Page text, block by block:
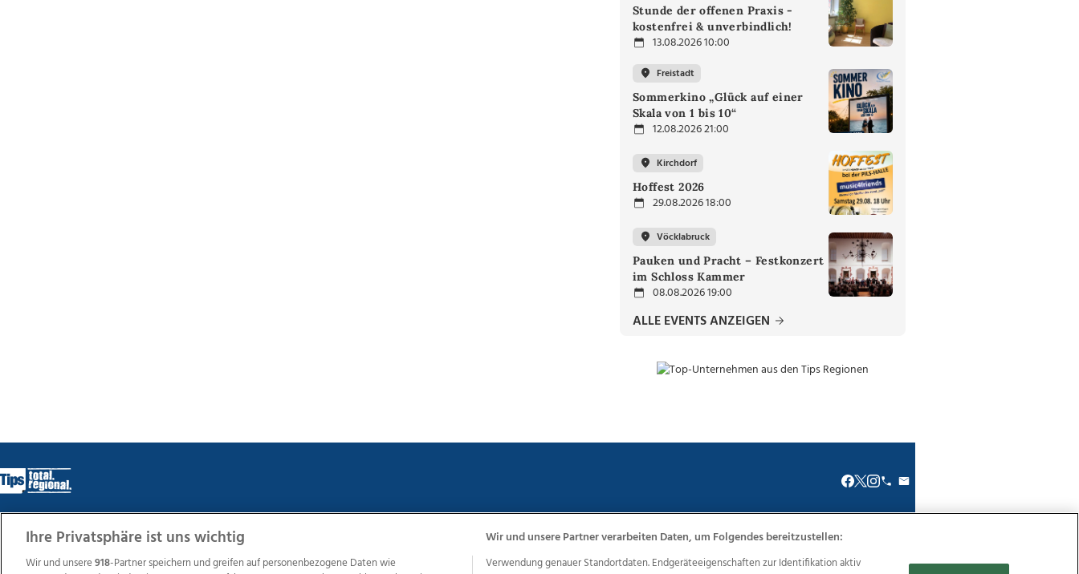
Stunde der offenen Praxis -
kostenfrei & unverbindlich!
13.08.2026 10:00
Freistadt
Sommerkino „Glück auf einer
Skala von 1 bis 10“
12.08.2026 21:00
Kirchdorf
Hoffest 2026
29.08.2026 18:00
Vöcklabruck
Pauken und Pracht – Festkonzert
im Schloss Kammer
08.08.2026 19:00
ALLE EVENTS ANZEIGEN
Kontakt Ehrenkodex
Ihre Privatsphäre ist uns wichtig
Wir und unsere918-Partner speichern und greifen auf personenbezogene Daten wie
Wir und unsere Partner verarbeiten Daten, um Folgendes bereitzustellen:
Verwendung genauer Standortdaten. Endgeräteeigenschaften zur Identifikation aktiv